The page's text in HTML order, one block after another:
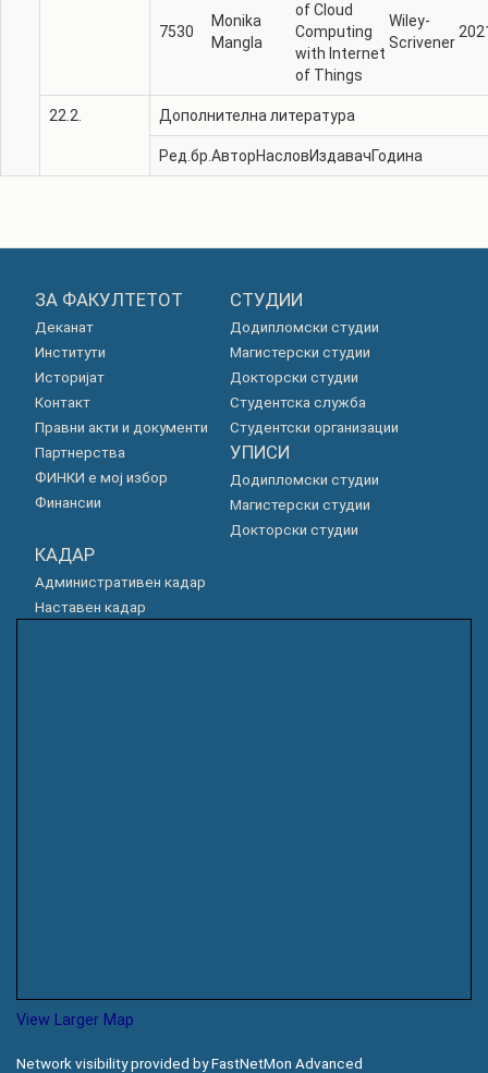
7530
Monika
Mangla
of Cloud
Computing
with Internet
of Things
Wiley-
Scrivener
22.2. Дополнителна литература
Ред.бр. АвторНасловИздавачГодина
ЗА ФАКУЛТЕТОТ
Деканат
Институти
Историјат
Контакт
Правни акти и документи
Партнерства
ФИНКИ е мој избор
Финансии
СТУДИИ
Додипломски студии
Магистерски студии
Докторски студии
Студентска служба
Студентски организации
УПИСИ
Додипломски студии
Магистерски студии
Докторски студии
КАДАР
Административен кадар
Наставен кадар
View Larger Map
Network visibility provided by FastNetMon Advanced